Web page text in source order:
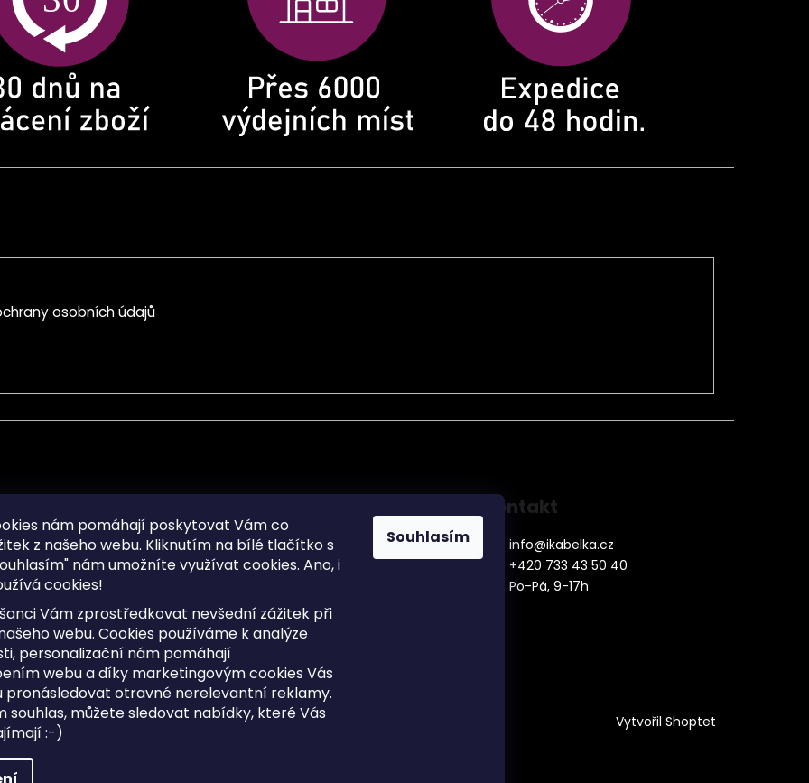
nám pomáhají poskytovat Vám co
z našeho webu. Kliknutím na bílé tlačítko s
nám umožníte využívat cookies. Ano, i
cookies!
Vám zprostředkovat nevšední zážitek při
webu. Cookies používáme k analýze
personalizační nám pomáhají
webu a díky marketingovým cookies Vás
pronásledovat otravné nerelevantní reklamy.
souhlas, můžete sledovat nabídky, které Vás
:-)
Souhlasím
osobních údajů
osobních údajů
dotazy
cookies
Sitemap
Doprava a Platba
Postup vrácení zboží ve 30 denní
lhůtě
Obchodní podmínky
Kontakt
info@ikabelka.cz
+420 733 43 50 40
Po-Pá, 9-17h
Vytvořil Shoptet
Upravit nastavení cookies